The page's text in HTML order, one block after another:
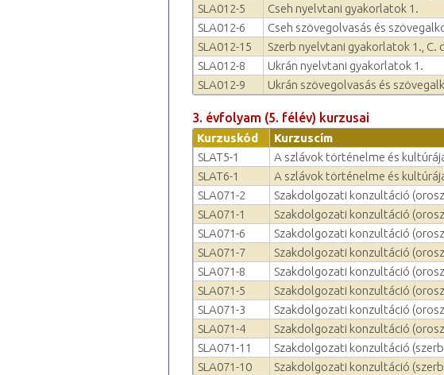
SLA012-5
Cseh nyelvtani gyakorlatok 1.
SLA012-6
Cseh szövegolvasás és
SLA012-15
Szerb nyelvtani gyakorlatok 1., C.
SLA012-8
Ukrán nyelvtani gyakorlatok 1.
SLA012-9
Ukrán szövegolvasás és
3. évfolyam (5. félév) kurzusai
Kurzuskód Kurzuscím
SLAT5-1
A szlávok történelme és
SLAT6-1
A szlávok történelme és
SLA071-2
Szakdolgozati konzultáció
SLA071-1
Szakdolgozati konzultáció
SLA071-6
Szakdolgozati konzultáció
SLA071-7
Szakdolgozati konzultáció
SLA071-8
Szakdolgozati konzultáció
SLA071-5
Szakdolgozati konzultáció
SLA071-3
Szakdolgozati konzultáció
SLA071-4
Szakdolgozati konzultáció
SLA071-11
Szakdolgozati konzultáció
SLA071-10
Szakdolgozati konzultáció